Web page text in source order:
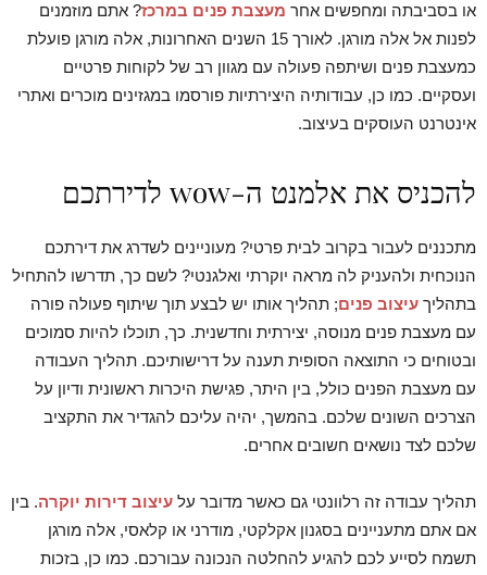
או בסביבתה ומחפשים אחר מעצבת פנים במרכז? אתם מוזמנים
לפנות אל אלה מורגן. לאורך 15 השנים האחרונות, אלה מורגן פועלת
כמעצבת פנים ושיתפה פעולה עם מגוון רב של לקוחות פרטיים
ועסקיים. כמו כן, עבודותיה היצירתיות פורסמו במגזינים מוכרים ואתרי
אינטרנט העוסקים בעיצוב.
להכניס את אלמנט ה-wow לדירתכם
מתכננים לעבור בקרוב לבית פרטי? מעוניינים לשדרג את דירתכם
הנוכחית ולהעניק לה מראה יוקרתי ואלגנטי? לשם כך, תדרשו להתחיל
בתהליך עיצוב פנים; תהליך אותו יש לבצע תוך שיתוף פעולה פורה
עם מעצבת פנים מנוסה, יצירתית וחדשנית. כך, תוכלו להיות סמוכים
ובטוחים כי התוצאה הסופית תענה על דרישותיכם. תהליך העבודה
עם מעצבת הפנים כולל, בין היתר, פגישת היכרות ראשונית ודיון על
הצרכים השונים שלכם. בהמשך, יהיה עליכם להגדיר את התקציב
שלכם לצד נושאים חשובים אחרים.
תהליך עבודה זה רלוונטי גם כאשר מדובר על עיצוב דירות יוקרה. בין
אם אתם מתעניינים בסגנון אקלקטי, מודרני או קלאסי, אלה מורגן
תשמח לסייע לכם להגיע להחלטה הנכונה עבורכם. כמו כן, בזכות